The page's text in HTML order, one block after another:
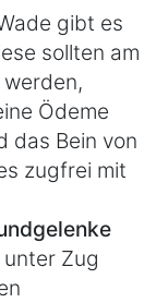
gibt es
sollten am
Ödeme
das Bein von
zugfrei mit
Zug